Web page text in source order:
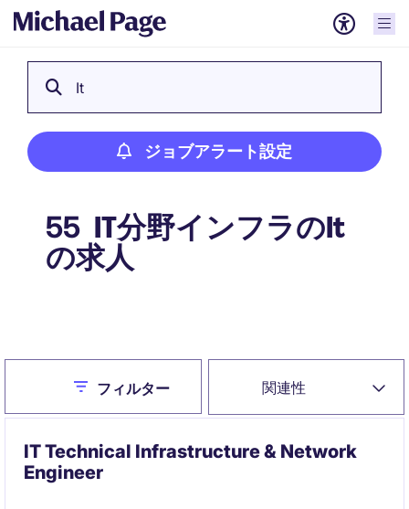
It
ジョブアラート設定
55 IT分野インフラのIt
の求人
関連性
Closeフィルター
IT Technical Infrastructure & Network
Engineer